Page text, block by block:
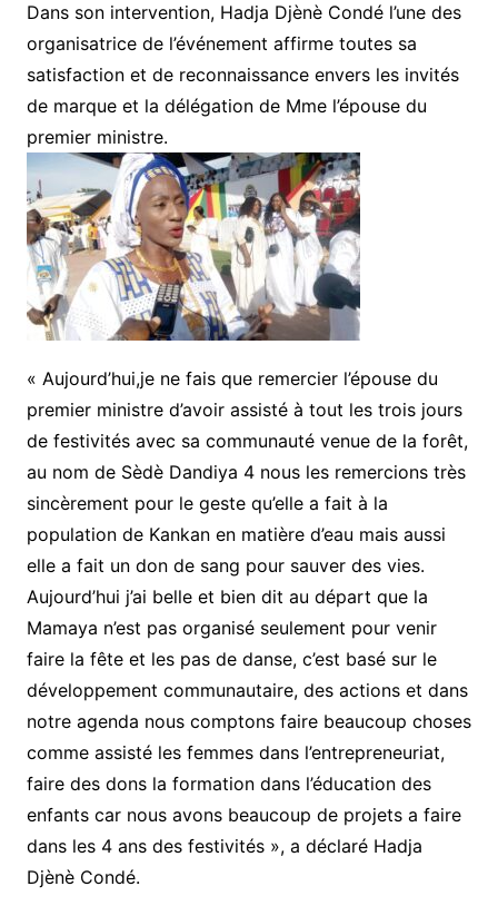
Dans son intervention, Hadja Djènè Condé l’une des
organisatrice de l’événement affirme toutes sa
satisfaction et de reconnaissance envers les invités
de marque et la délégation de Mme l’épouse du
premier ministre.
« Aujourd’hui,je ne fais que remercier l’épouse du
premier ministre d’avoir assisté à tout les trois jours
de festivités avec sa communauté venue de la forêt,
au nom de Sèdè Dandiya 4 nous les remercions très
sincèrement pour le geste qu’elle a fait à la
population de Kankan en matière d’eau mais aussi
elle a fait un don de sang pour sauver des vies.
Aujourd’hui j’ai belle et bien dit au départ que la
Mamaya n’est pas organisé seulement pour venir
faire la fête et les pas de danse, c’est basé sur le
développement communautaire, des actions et dans
notre agenda nous comptons faire beaucoup choses
comme assisté les femmes dans l’entrepreneuriat,
faire des dons la formation dans l’éducation des
enfants car nous avons beaucoup de projets a faire
dans les 4 ans des festivités », a déclaré Hadja
Djènè Condé.